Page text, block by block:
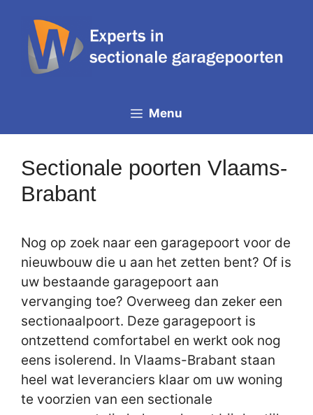
inhoud
Menu
Sectionale poorten Vlaams-
Brabant
Nog op zoek naar een garagepoort voor de
nieuwbouw die u aan het zetten bent? Of is
uw bestaande garagepoort aan
vervanging toe? Overweeg dan zeker een
sectionaalpoort. Deze garagepoort is
ontzettend comfortabel en werkt ook nog
eens isolerend. In Vlaams-Brabant staan
heel wat leveranciers klaar om uw woning
te voorzien van een sectionale